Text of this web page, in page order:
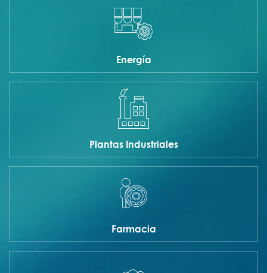
Energía
Plantas Industriales
Farmacia